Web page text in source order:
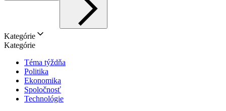
Kategórie
Kategórie
Téma týždňa
Politika
Ekonomika
Spoločnosť
Technológie